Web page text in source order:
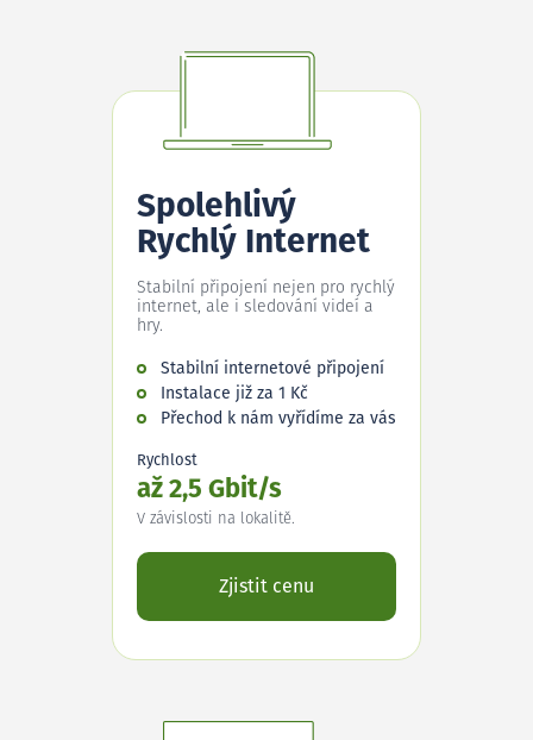
Spolehlivý
Rychlý Internet
Stabilní připojení nejen pro rychlý
internet, ale i sledování videí a
hry.
Stabilní internetové připojení
Instalace již za 1 Kč
Přechod k nám vyřídíme za vás
Rychlost
až 2,5 Gbit/s
V závislosti na lokalitě.
Zjistit cenu